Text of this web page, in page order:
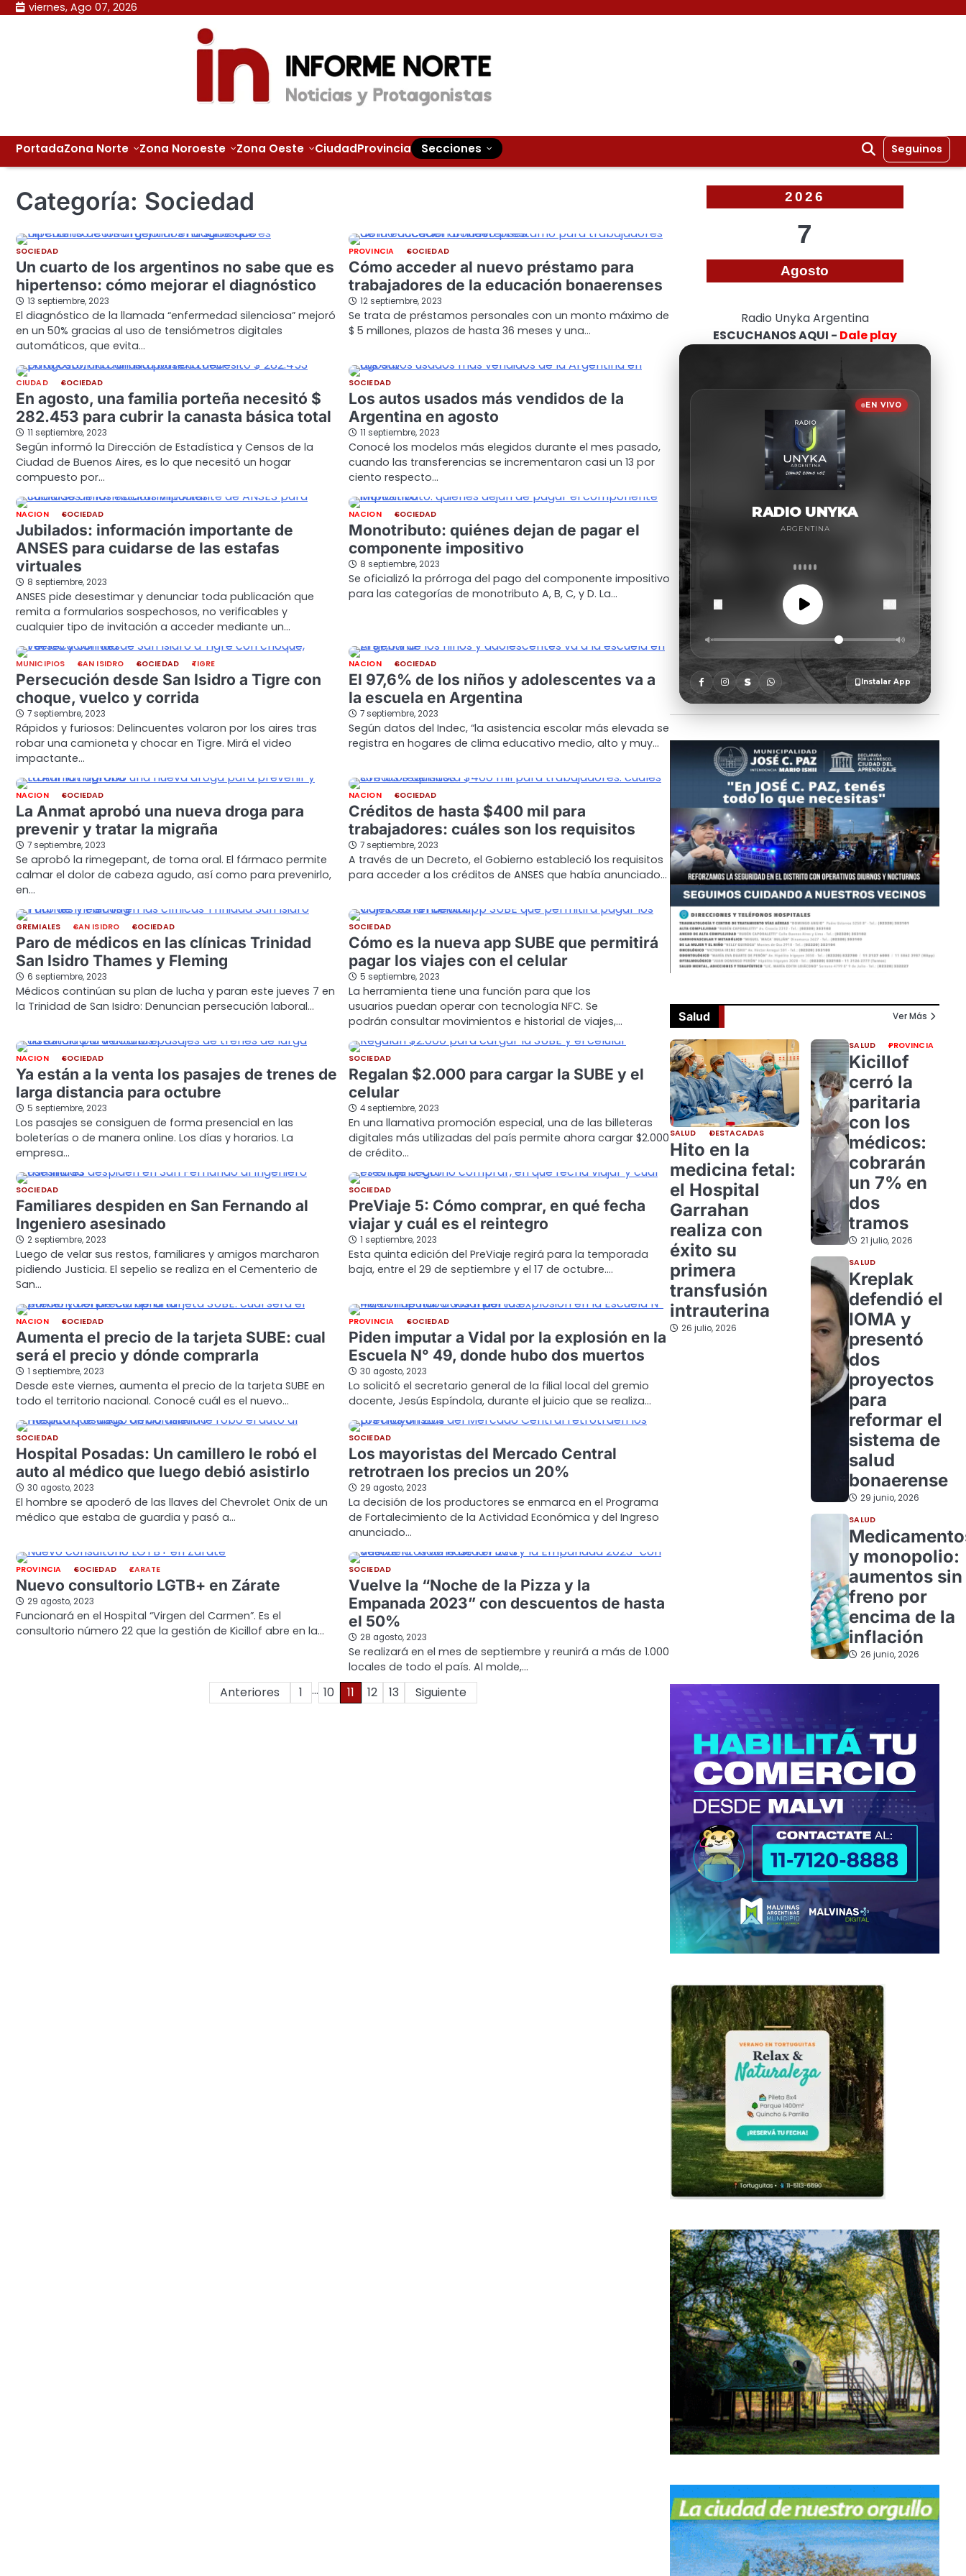
Skip viernes, Ago 07, 2026
PortadaZona Norte Zona Noroeste Zona Oeste CiudadProvincia Secciones Seguinos
Categoría: Sociedad
SOCIEDAD
Un cuarto de los argentinos no sabe que es
hipertenso: cómo mejorar el diagnóstico
13 septiembre, 2023
El diagnóstico de la llamada “enfermedad silenciosa” mejoró
en un 50% gracias al uso de tensiómetros digitales
automáticos, que evita…
PROVINCIA SOCIEDAD
Cómo acceder al nuevo préstamo para
trabajadores de la educación bonaerenses
12 septiembre, 2023
Se trata de préstamos personales con un monto máximo de
$ 5 millones, plazos de hasta 36 meses y una…
CIUDAD SOCIEDAD
En agosto, una familia porteña necesitó $
282.453 para cubrir la canasta básica total
11 septiembre, 2023
Según informó la Dirección de Estadística y Censos de la
Ciudad de Buenos Aires, es lo que necesitó un hogar
compuesto por…
SOCIEDAD
Los autos usados más vendidos de la
Argentina en agosto
11 septiembre, 2023
Conocé los modelos más elegidos durante el mes pasado,
cuando las transferencias se incrementaron casi un 13 por
ciento respecto…
NACION SOCIEDAD
Jubilados: información importante de
ANSES para cuidarse de las estafas
virtuales
8 septiembre, 2023
ANSES pide desestimar y denunciar toda publicación que
remita a formularios sospechosos, no verificables y
cualquier tipo de invitación a acceder mediante un…
NACION SOCIEDAD
Monotributo: quiénes dejan de pagar el
componente impositivo
8 septiembre, 2023
Se oficializó la prórroga del pago del componente impositivo
para las categorías de monotributo A, B, C, y D. La…
MUNICIPIOS SAN ISIDRO SOCIEDAD TIGRE
Persecución desde San Isidro a Tigre con
choque, vuelco y corrida
7 septiembre, 2023
Rápidos y furiosos: Delincuentes volaron por los aires tras
robar una camioneta y chocar en Tigre. Mirá el video
impactante…
NACION SOCIEDAD
El 97,6% de los niños y adolescentes va a
la escuela en Argentina
7 septiembre, 2023
Según datos del Indec, “la asistencia escolar más elevada se
registra en hogares de clima educativo medio, alto y muy…
NACION SOCIEDAD
La Anmat aprobó una nueva droga para
prevenir y tratar la migraña
7 septiembre, 2023
Se aprobó la rimegepant, de toma oral. El fármaco permite
calmar el dolor de cabeza agudo, así como para prevenirlo,
en…
NACION SOCIEDAD
Créditos de hasta $400 mil para
trabajadores: cuáles son los requisitos
7 septiembre, 2023
A través de un Decreto, el Gobierno estableció los requisitos
para acceder a los créditos de ANSES que había anunciado…
GREMIALES SAN ISIDRO SOCIEDAD
Paro de médicos en las clínicas Trinidad
San Isidro Thames y Fleming
6 septiembre, 2023
Médicos continúan su plan de lucha y paran este jueves 7 en
la Trinidad de San Isidro: Denuncian persecución laboral…
SOCIEDAD
Cómo es la nueva app SUBE que permitirá
pagar los viajes con el celular
5 septiembre, 2023
La herramienta tiene una función para que los
usuarios puedan operar con tecnología NFC. Se
podrán consultar movimientos e historial de viajes,…
NACION SOCIEDAD
Ya están a la venta los pasajes de trenes de
larga distancia para octubre
5 septiembre, 2023
Los pasajes se consiguen de forma presencial en las
boleterías o de manera online. Los días y horarios. La
empresa…
SOCIEDAD
Regalan $2.000 para cargar la SUBE y el
celular
4 septiembre, 2023
En una llamativa promoción especial, una de las billeteras
digitales más utilizadas del país permite ahora cargar $2.000
de crédito…
SOCIEDAD
Familiares despiden en San Fernando al
Ingeniero asesinado
2 septiembre, 2023
Luego de velar sus restos, familiares y amigos marcharon
pidiendo Justicia. El sepelio se realiza en el Cementerio de
San…
SOCIEDAD
PreViaje 5: Cómo comprar, en qué fecha
viajar y cuál es el reintegro
1 septiembre, 2023
Esta quinta edición del PreViaje regirá para la temporada
baja, entre el 29 de septiembre y el 17 de octubre.…
NACION SOCIEDAD
Aumenta el precio de la tarjeta SUBE: cual
será el precio y dónde comprarla
1 septiembre, 2023
Desde este viernes, aumenta el precio de la tarjeta SUBE en
todo el territorio nacional. Conocé cuál es el nuevo…
PROVINCIA SOCIEDAD
Piden imputar a Vidal por la explosión en la
Escuela N° 49, donde hubo dos muertos
30 agosto, 2023
Lo solicitó el secretario general de la filial local del gremio
docente, Jesús Espíndola, durante el juicio que se realiza…
SOCIEDAD
Hospital Posadas: Un camillero le robó el
auto al médico que luego debió asistirlo
30 agosto, 2023
El hombre se apoderó de las llaves del Chevrolet Onix de un
médico que estaba de guardia y pasó a…
SOCIEDAD
Los mayoristas del Mercado Central
retrotraen los precios un 20%
29 agosto, 2023
La decisión de los productores se enmarca en el Programa
de Fortalecimiento de la Actividad Económica y del Ingreso
anunciado…
PROVINCIA SOCIEDAD ZARATE
Nuevo consultorio LGTB+ en Zárate
29 agosto, 2023
Funcionará en el Hospital “Virgen del Carmen”. Es el
consultorio número 22 que la gestión de Kicillof abre en la…
SOCIEDAD
Vuelve la “Noche de la Pizza y la
Empanada 2023” con descuentos de hasta
el 50%
28 agosto, 2023
Se realizará en el mes de septiembre y reunirá a más de 1.000
locales de todo el país. Al molde,…
Anteriores 1 … 10 11 12 13 Siguiente
2026
7
Agosto
Radio Unyka Argentina
ESCUCHANOS AQUI - Dale play
Salud Ver Más
SALUD DESTACADAS
Hito en la
medicina fetal:
el Hospital
Garrahan
realiza con
éxito su
primera
transfusión
intrauterina
26 julio, 2026
SALUD PROVINCIA
Kicillof
cerró la
paritaria
con los
médicos:
cobrarán
un 7% en
dos
tramos
21 julio, 2026
SALUD
Kreplak
defendió el
IOMA y
presentó
dos
proyectos
para
reformar el
sistema de
salud
bonaerense
29 junio, 2026
SALUD
y monopolio:
aumentos sin
freno por
encima de la
inflación
26 junio, 2026